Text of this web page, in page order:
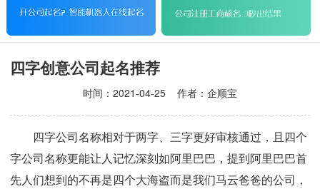
四字创意公司起名推荐
时间： 2021-04-25 作者：企顺宝
四字公司名称相对于两字、三字更好审核通过，且四个
字公司名称更能让人记忆深刻如阿里巴巴，提到阿里巴巴首
先人们想到的不再是四个大海盗而是我们马云爸爸的公司，